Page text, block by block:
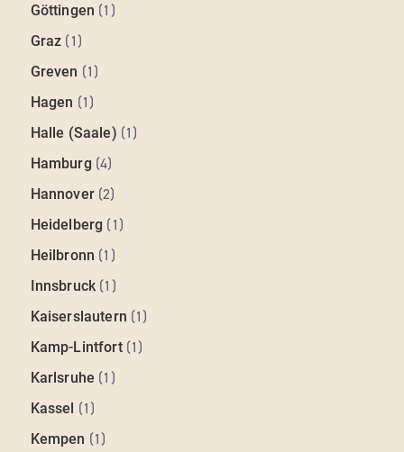
Göttingen (1 )
Graz (1 )
Greven (1 )
Hagen (1 )
Halle (Saale) (1 )
Hamburg (4)
Hannover(2)
Heidelberg (1 )
Heilbronn (1 )
Innsbruck(1 )
Kaiserslautern (1 )
Kamp-Lintfort(1 )
Karlsruhe (1 )
Kassel (1 )
Kempen (1 )